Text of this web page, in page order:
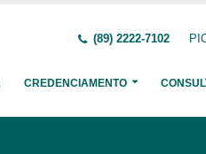
(89) 2222-7102
CREDENCIAMENTO